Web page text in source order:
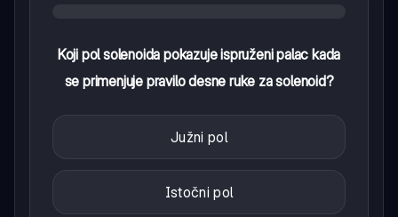
Koji pol solenoida pokazuje ispruženi palac kada
se primenjuje pravilo desne ruke za solenoid?
Južni pol
Istočni pol